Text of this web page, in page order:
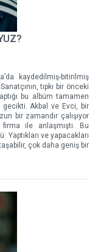
kaydedilmiş-bitirilmiş
tıpkı bir önceki
bu albüm tamamen
Akbal ve Evci, bir
bir zamandır çalışıyor
firma ile anlaşmıştı. Bu
ve yapacakları
çok daha geniş bir